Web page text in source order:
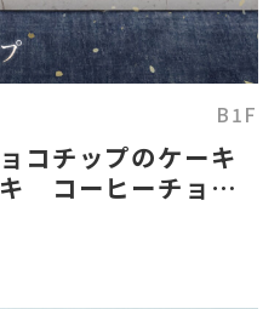
B1F
コチップのケーキ
キ コーヒーチョコ